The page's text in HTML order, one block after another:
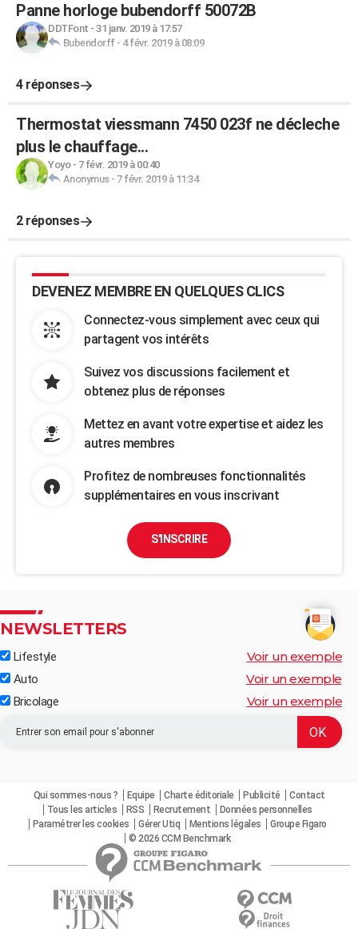
Panne horloge bubendorff 50072B
DDTFont - 31 janv. 2019 à 17:57
Bubendorff- 4 févr. 2019 à 08:09
4 réponses
Thermostat viessmann 7450 023f ne décleche
plus le chauffage...
Yoyo- 7 févr. 2019 à 00:40
Anonymus- 7 févr. 2019 à 11:34
2 réponses
DEVENEZ MEMBRE EN QUELQUES CLICS
Connectez-vous simplement avec ceux qui
partagent vos intérêts
Suivez vos discussions facilement et
obtenez plus de réponses
Mettez en avant votre expertise et aidez les
autres membres
Profitez de nombreuses fonctionnalités
supplémentaires en vous inscrivant
S'INSCRIRE
NEWSLETTERS
Lifestyle Voir un exemple
Auto Voir un exemple
Bricolage Voir un exemple
Qui sommes-nous ? Equipe Charte éditoriale Publicité
Contact
Tous les articles
RSS Recrutement
Données personnelles
Paramétrer les cookies
Gérer Utiq Mentions légales
Groupe Figaro
© 2026 CCM Benchmark